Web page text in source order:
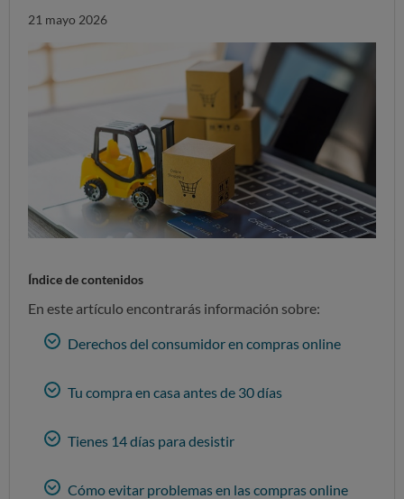
21 mayo 2026
Índice de contenidos
En este artículo encontrarás información sobre:
Derechos del consumidor en compras online
Tu compra en casa antes de 30 días
Tienes 14 días para desistir
Cómo evitar problemas en las compras online